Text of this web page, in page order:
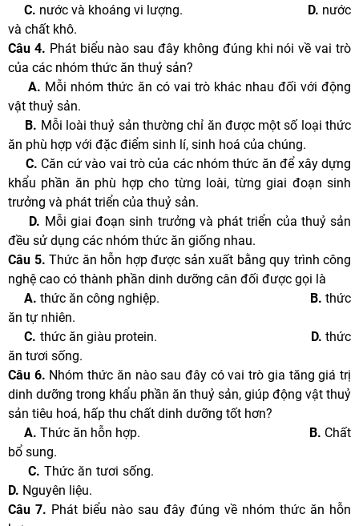
C. nước và khoáng vi lượng. D. nước
và chất khô.
Câu 4. Phát biểu nào sau đây không đúng khi nói về vai trò
của các nhóm thức ăn thuỷ sản?
A. Mỗi nhóm thức ăn có vai trò khác nhau đối với động
vật thuỷ sản.
B. Mỗi loài thuỷ sản thường chỉ ăn được một số loại thức
ăn phù hợp với đặc điểm sinh lí, sinh hoá của chúng.
C. Căn cứ vào vai trò của các nhóm thức ăn để xây dựng
khẩu phần ăn phù hợp cho từng loài, từng giai đoạn sinh
trưởng và phát triển của thuỷ sản.
D. Mỗi giai đoạn sinh trưởng và phát triển của thuỷ sản
đều sử dụng các nhóm thức ăn giống nhau.
Câu 5. Thức ăn hỗn hợp được sản xuất bằng quy trình công
nghệ cao có thành phần dinh dưỡng cân đối được gọi là
A. thức ăn công nghiệp. B. thức
ăn tự nhiên.
C. thức ăn giàu protein. D. thức
ăn tươi sống.
Câu 6. Nhóm thức ăn nào sau đây có vai trò gia tăng giá trị
dinh dưỡng trong khẩu phần ăn thuỷ sản, giúp động vật thuỷ
sản tiêu hoá, hấp thu chất dinh dưỡng tốt hơn?
A.Thức ăn hỗn hợp. B. Chất
bổ sung.
C.Thức ăn tươi sống.
D. Nguyên liệu.
Câu 7. Phát biểu nào sau đây đúng về nhóm thức ăn hỗn